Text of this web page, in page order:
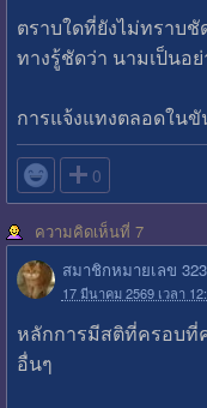
ตราบใดที่ยังไม่ทราบชั
ทางรู้ชัดว่า นามเป็นอย่
การแจ้งแทงตลอดใน
 0
ความคิดเห็นที่ 7
สมาชิกหมายเลข
17 มีนาคม 2569 เวลา
หลักการมีสติที่ครอบที่
อื่นๆ